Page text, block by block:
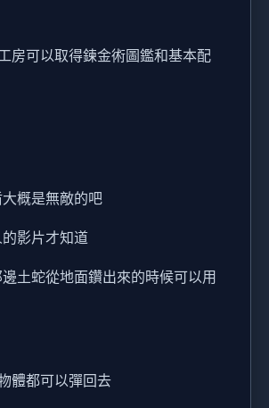
房可以取得鍊金術圖鑑和基本配
概是無敵的吧
影片才知道
土蛇從地面鑽出來的時候可以用
體都可以彈回去